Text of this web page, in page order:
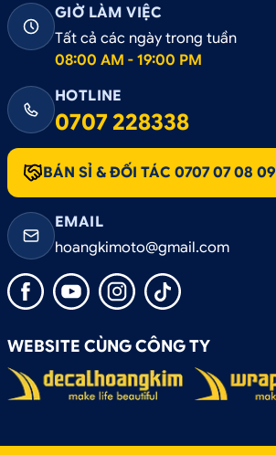
GIỜ LÀM VIỆC
Tất cả các ngày trong tuần
08:00 AM - 19:00 PM
HOTLINE
0707 228338
BÁN SỈ & ĐỐI TÁC 0707 07 08 09
EMAIL
hoangkimoto@gmail.com
WEBSITE CÙNG CÔNG TY